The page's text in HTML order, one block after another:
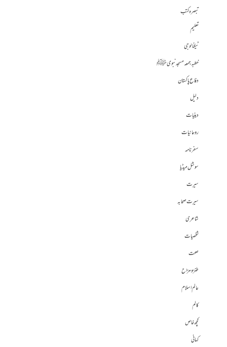
تبصرہ کتب
تعلیم
ٹیکنالوجی
خطبہ جمعہ مسجد نبوی ﷺ
دفاع پاکستان
دلیل
دینیات
روحانیات
سفرنامہ
سوشل میڈیا
سیرت
سیرت صحابہ
شاعری
شخصیات
صحت
طنز و مزاح
عالم اسلام
کالم
کچھ خاص
کہانی